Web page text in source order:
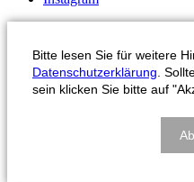
Bitte lesen Sie für weitere
Datenschutzerklärung .
sein klicken Sie bitte auf